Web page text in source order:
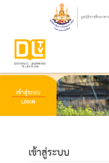
เข้าสู่ระบบ